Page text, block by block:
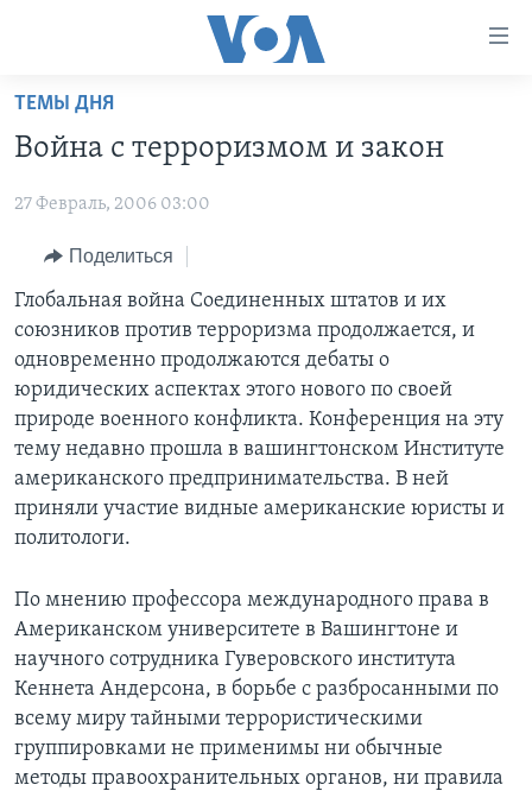
Перейти
основной
Перейти
навигации
Перейти
поиск
АМЕРИКА
НОВОСТИ ЗА МИНУТУ
ИТОГИ
ПОЧЕМУ ЭТО ВАЖНО?
ДИСКУССИЯ VOA
ДЕТАЛИ
АМЕРИКА. БОЛЬШОЕ ПУТЕШЕСТВИЕ
ПРОЕКТЫ
УЧИМ АНГЛИЙСКИЙ
НАША АМЕРИКАНСКАЯ ИСТОРИЯ
А КАК В АМЕРИКЕ?
АРТЕФАКТЫ
АМЕРИКАНСКИЕ ГОРОДКИ
ЭКСПЕРТИЗА
ИНТЕРВЬЮ
ФАКТЫ ПРОТИВ ФЕЙКОВ
ЗА СВОБОДУ ПРЕССЫ
УЧИМ АНГЛИЙСКИЙ
ВИДЕО
ПОДПИСКА НА НОВОСТИ
СОЦИАЛЬНЫЕ СЕТИ
Языки
ТЕМЫ ДНЯ
Война с терроризмом и закон
27 Февраль, 2006 03:00
Поделиться
Глобальная война Соединенных штатов и их
союзников против терроризма продолжается, и
одновременно продолжаются дебаты о
юридических аспектах этого нового по своей
природе военного конфликта. Конференция на эту
тему недавно прошла в вашингтонском Институте
американского предпринимательства. В ней
приняли участие видные американские юристы и
политологи.
По мнению профессора международного права в
Американском университете в Вашингтоне и
научного сотрудника Гуверовского института
Кеннета Андерсона, в борьбе с разбросанными по
всему миру тайными террористическими
группировками не применимы ни обычные
методы правоохранительных органов, ни правила